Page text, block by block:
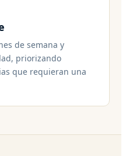
de semana y
priorizando
que requieran una